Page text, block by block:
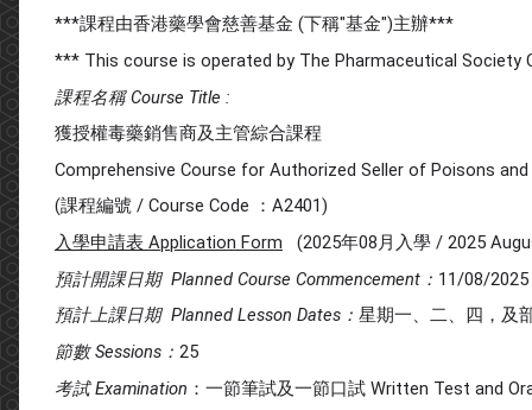
***課程由香港藥學會慈善基金 (下稱"基金")主辦***
*** This course is operated by The Pharmaceutical
課程名稱 Course Title :
獲授權毒藥銷售商及主管綜合課程
Comprehensive Course for Authorized Seller of Poisons
(課程編號 / Course Code ：A2401)
入學申請表 Application Form (2025年08月入學 / 2025
預計開課日期 Planned Course Commencement： 11/08/2025
預計上課日期 Planned Lesson Dates： 星期一、二、四，及
節數 Sessions： 25
考試 Examination ：一節筆試及一節口試 Written Test and